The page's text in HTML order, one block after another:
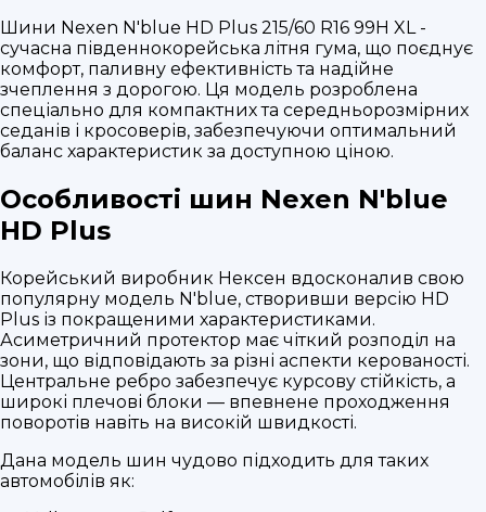
Шини Nexen N'blue HD Plus 215/60 R16 99H XL -
сучасна південнокорейська літня гума, що поєднує
комфорт, паливну ефективність та надійне
зчеплення з дорогою. Ця модель розроблена
спеціально для компактних та середньорозмірних
седанів і кросоверів, забезпечуючи оптимальний
баланс характеристик за доступною ціною.
Особливості шин Nexen N'blue
HD Plus
Корейський виробник Нексен вдосконалив свою
популярну модель N'blue, створивши версію HD
Plus із покращеними характеристиками.
Асиметричний протектор має чіткий розподіл на
зони, що відповідають за різні аспекти керованості.
Центральне ребро забезпечує курсову стійкість, а
широкі плечові блоки — впевнене проходження
поворотів навіть на високій швидкості.
Дана модель шин чудово підходить для таких
автомобілів як: